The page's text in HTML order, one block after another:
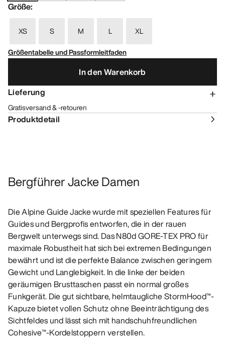
Größe:
XS S M L
XL
Größentabelle und Passformleitfaden
In den Warenkorb
Lieferung
Gratisversand & -retouren
Produktdetail
Bergführer Jacke Damen
Die Alpine Guide Jacke wurde mit speziellen Features für
Guides und Bergprofis entworfen, die in der rauen
Bergwelt unterwegs sind. Das N80d GORE-TEX PRO für
maximale Robustheit hat sich bei extremen Bedingungen
bewährt und ist die perfekte Balance zwischen geringem
Gewicht und Langlebigkeit. In die linke der beiden
geräumigen Brusttaschen passt ein normal großes
Funkgerät. Die gut sichtbare, helmtaugliche StormHood™-
Kapuze bietet vollen Schutz ohne Beeinträchtigung des
Sichtfeldes und lässt sich mit handschuhfreundlichen
Cohesive™-Kordelstoppern verstellen.